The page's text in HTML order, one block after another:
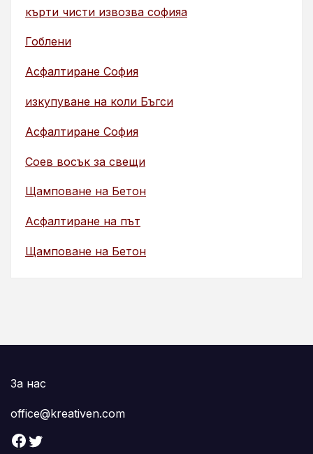
кърти чисти извозва софияа
Гоблени
Асфалтиране София
изкупуване на коли Бъгси
Асфалтиране София
Соев восък за свещи
Щамповане на Бетон
Асфалтиране на път
Щамповане на Бетон
За нас
office@kreativen.com
Facebook Twitter